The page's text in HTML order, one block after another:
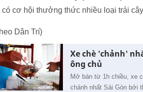
có cơ hội thưởng thức nhiều loại trái
Dân Trí)
Xe chè 'chảnh'
ông chủ
Mở bán từ 1h chiều, xe
chảnh nhất Sài Gòn bởi